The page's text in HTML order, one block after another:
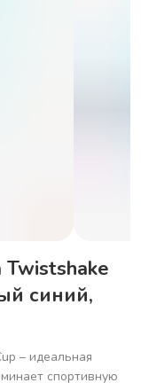
синий,
– идеальная
спортивную